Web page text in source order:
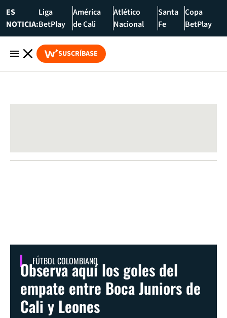
ES
NOTICIA:
Liga
BetPlay
América
de Cali
Atlético
Nacional
Santa
Fe
Copa
BetPlay
SUSCRÍBASE
FÚTBOL COLOMBIANO
Observa aquí los goles del
empate entre Boca Juniors de
Cali y Leones